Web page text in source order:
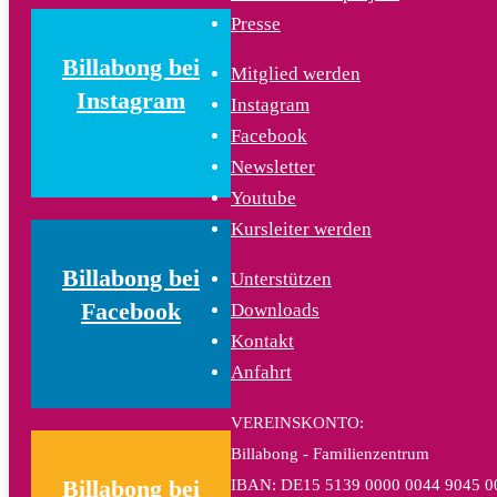
Billabong bei
Instagram
Billabong bei
Facebook
Billabong bei
Presse
Mitglied werden
Instagram
Facebook
Newsletter
Youtube
Kursleiter werden
Unterstützen
Downloads
Kontakt
Anfahrt
VEREINSKONTO:
Billabong - Familienzentrum
IBAN: DE15 5139 0000 0044 9045